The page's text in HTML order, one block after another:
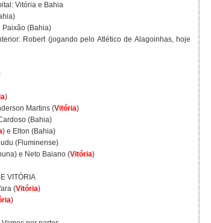
Vitória e Bahia
Paixão (Bahia)
Robert (jogando pelo Atlético de Alagoinhas, hoje
)
Martins (Vitória)
(Bahia)
) e Elton (Bahia)
(Fluminense)
e Neto Baiano (Vitória)
VITÓRIA
(Vitória)
)